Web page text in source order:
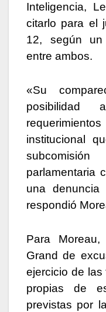
Inteligencia,
citarlo para el
12, según un
entre ambos.
«Su
institucional
parlamentaria
una denuncia
respondió
Para
Grand de
ejercicio de las
propias de
previstas por